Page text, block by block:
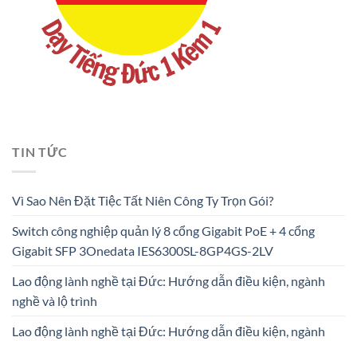
TIN TỨC
Vì Sao Nên Đặt Tiệc Tất Niên Công Ty Trọn Gói?
Switch công nghiệp quản lý 8 cổng Gigabit PoE + 4 cổng
Gigabit SFP 3Onedata IES6300SL-8GP4GS-2LV
Lao động lành nghề tại Đức: Hướng dẫn điều kiện, ngành
nghề và lộ trình
Lao động lành nghề tại Đức: Hướng dẫn điều kiện, ngành